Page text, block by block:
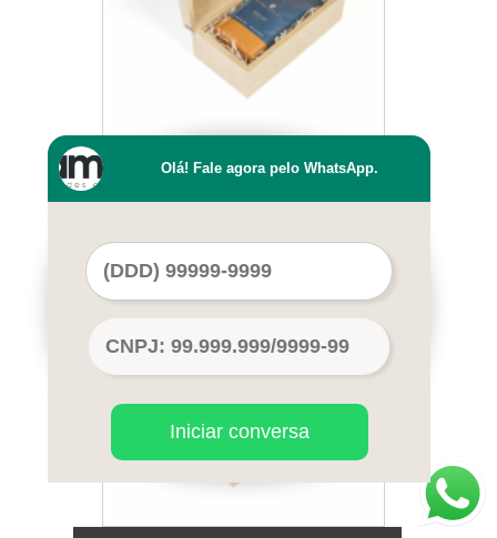
fornecedor de kit café individual Uberlândia
Olá! Fale agora pelo WhatsApp.
Iniciar conversa